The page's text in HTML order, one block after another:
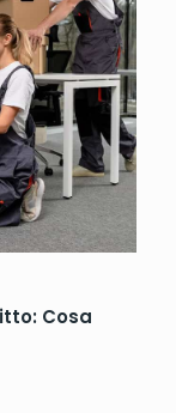
Cosa